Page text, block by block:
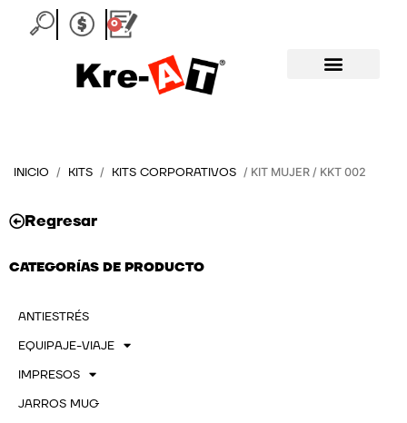
0
Carrito
INICIO / KITS / KITS CORPORATIVOS / KIT MUJER / KKT 002
Regresar
CATEGORÍAS DE PRODUCTO
ANTIESTRÉS
EQUIPAJE-VIAJE
IMPRESOS
JARROS MUG